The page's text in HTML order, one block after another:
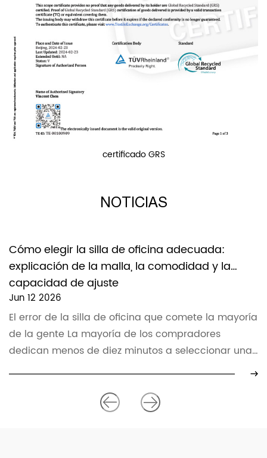
más de 100 clientes en todo el mundo. Zhongyi será su
socio confiable.
NOTICIAS
y la
la mayoría
una
Sillas de comedor de plástico o
PU: cómo elegir la adecuada
La mayoría de las personas
cinco minutos a elegir una silla de
terminan viviendo con esa